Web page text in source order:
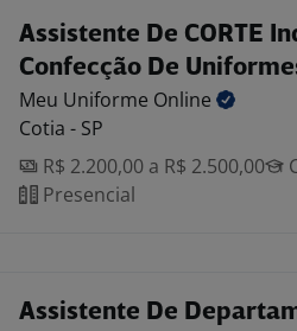
Assistente De CORTE
Confecção De
Meu Uniforme Online
Cotia - SP
R$ 2.200,00 a R$ 2.500,00
Presencial
Assistente De